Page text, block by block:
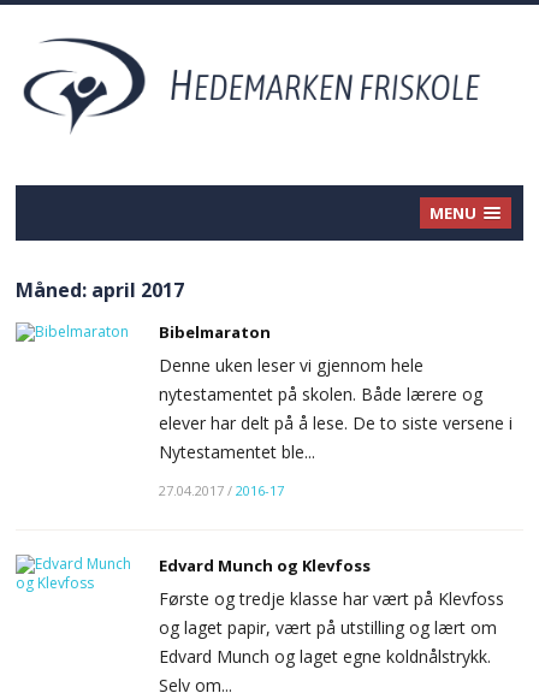
MENU
Måned: april 2017
Bibelmaraton
Denne uken leser vi gjennom hele
nytestamentet på skolen. Både lærere og
elever har delt på å lese. De to siste versene i
Nytestamentet ble...
27.04.2017 /2016-17
Edvard Munch og Klevfoss
Første og tredje klasse har vært på Klevfoss
og laget papir, vært på utstilling og lært om
Edvard Munch og laget egne koldnålstrykk.
Selv om...